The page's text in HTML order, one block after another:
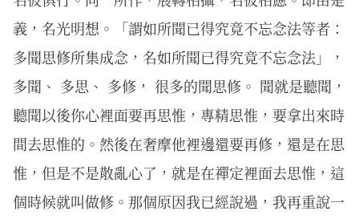
義，名光明想。「謂如所聞已得究竟不忘念法等者：
多聞思修所集成念，名如所聞已得究竟不忘念法」，
多聞、 多思、 多修， 很多的聞思修。 聞就是聽聞，
聽聞以後你心裡面要再思惟，專精思惟，要拿出來時
間去思惟的。然後在奢摩他裡邊還要再修，還是在思
惟，但是不是散亂心了，就是在禪定裡面去思惟，這
個時候就叫做修。那個原因我已經說過，我再重說一